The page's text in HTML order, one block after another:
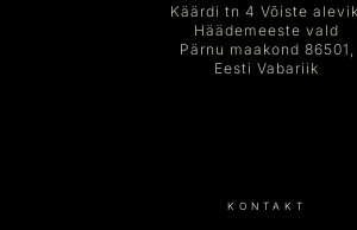
Käärdi tn 4 Võiste alevik,
Häädemeeste vald
Pärnu maakond 86501,
Eesti Vabariik
KONTAKT